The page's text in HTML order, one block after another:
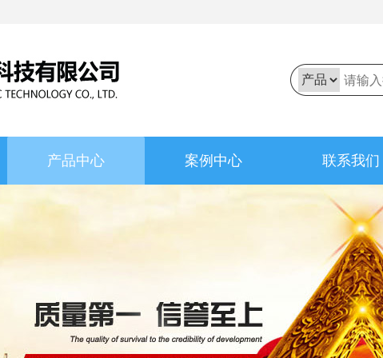
产品中心 案例中心 联系我们